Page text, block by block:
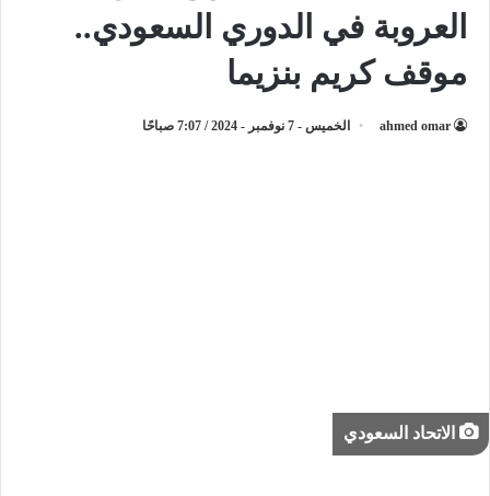
العروبة في الدوري السعودي..
موقف كريم بنزيما
ahmed omar الخميس - 7 نوفمبر - 2024 / 7:07 صباحًا
الاتحاد السعودي